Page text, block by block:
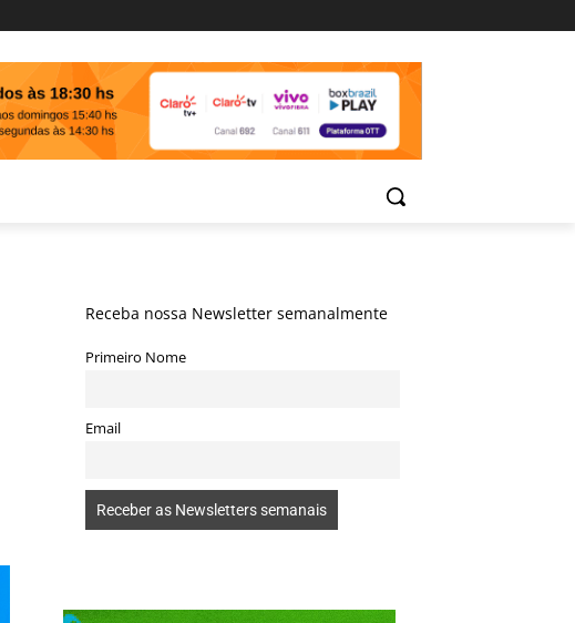
Receba nossa Newsletter semanalmente
Primeiro Nome
Email